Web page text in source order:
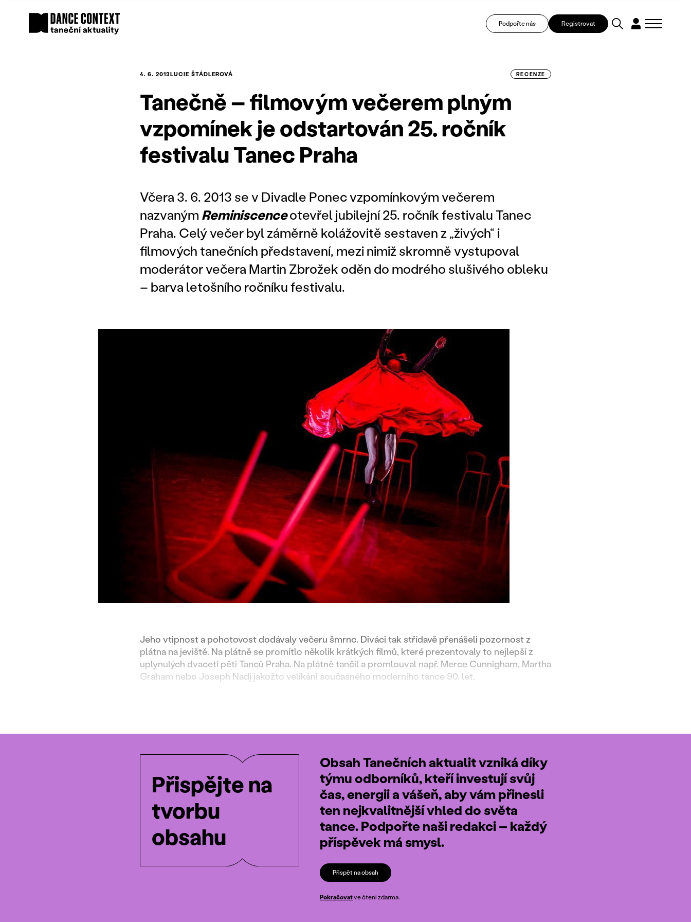
Podpořte nás Registrovat
4. 6. 2013LUCIE ŠTÁDLEROVÁ RECENZE
Tanečně – filmovým večerem plným
vzpomínek je odstartován 25. ročník
festivalu Tanec Praha
Včera 3. 6. 2013 se v Divadle Ponec vzpomínkovým večerem
nazvaným Reminiscenceotevřel jubilejní 25. ročník festivalu Tanec
Praha. Celý večer byl záměrně kolážovitě sestaven z „živých“ i
filmových tanečních představení, mezi nimiž skromně vystupoval
moderátor večera Martin Zbrožek oděn do modrého slušivého obleku
– barva letošního ročníku festivalu.
Jeho vtipnost a pohotovost dodávaly večeru šmrnc. Diváci tak střídavě přenášeli pozornost z
plátna na jeviště. Na plátně se promítlo několik krátkých filmů, které prezentovaly to nejlepší z
uplynulých dvaceti pěti Tanců Praha. Na plátně tančil a promlouval např. Merce Cunnigham, Martha
Graham nebo Joseph Nadj jakožto velikáni současného moderního tance 90. let.
Přispějte na
tvorbu
obsahu
Obsah Tanečních aktualit vzniká díky
týmu odborníků, kteří investují svůj
čas, energii a vášeň, aby vám přinesli
ten nejkvalitnější vhled do světa
tance. Podpořte naši redakci – každý
příspěvek má smysl.
Přispět na obsah
Pokračovatve čtení zdarma.